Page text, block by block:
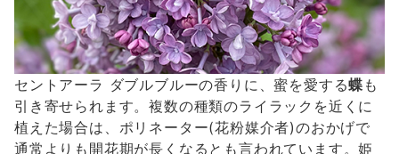
セントアーラ ダブルブルーの香りに、蜜を愛する蝶 も
引き寄せられます。複数の種類のライラックを近くに
植えた場合は、ポリネーター(花粉媒介者)のおかげで
通常よりも開花期が長くなるとも言われています。姫